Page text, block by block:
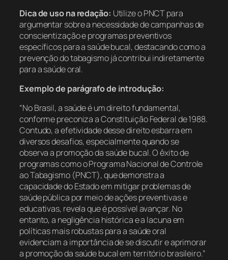
Dica de uso na redação: Utilize o PNCT para
argumentar sobre a necessidade de campanhas de
conscientização e programas preventivos
específicos para a saúde bucal, destacando como a
prevenção do tabagismo já contribui indiretamente
para a saúde oral.
Exemplo de parágrafo de introdução:
“No Brasil, a saúde é um direito fundamental,
conforme preconiza a Constituição Federal de 1988.
Contudo, a efetividade desse direito esbarra em
diversos desafios, especialmente quando se
observa a promoção da saúde bucal. O êxito de
programas como o Programa Nacional de Controle
ao Tabagismo (PNCT), que demonstra a
capacidade do Estado em mitigar problemas de
saúde pública por meio de ações preventivas e
educativas, revela que é possível avançar. No
entanto, a negligência histórica e a lacuna em
políticas mais robustas para a saúde oral
evidenciam a importância de se discutir e aprimorar
a promoção da saúde bucal em território brasileiro.”